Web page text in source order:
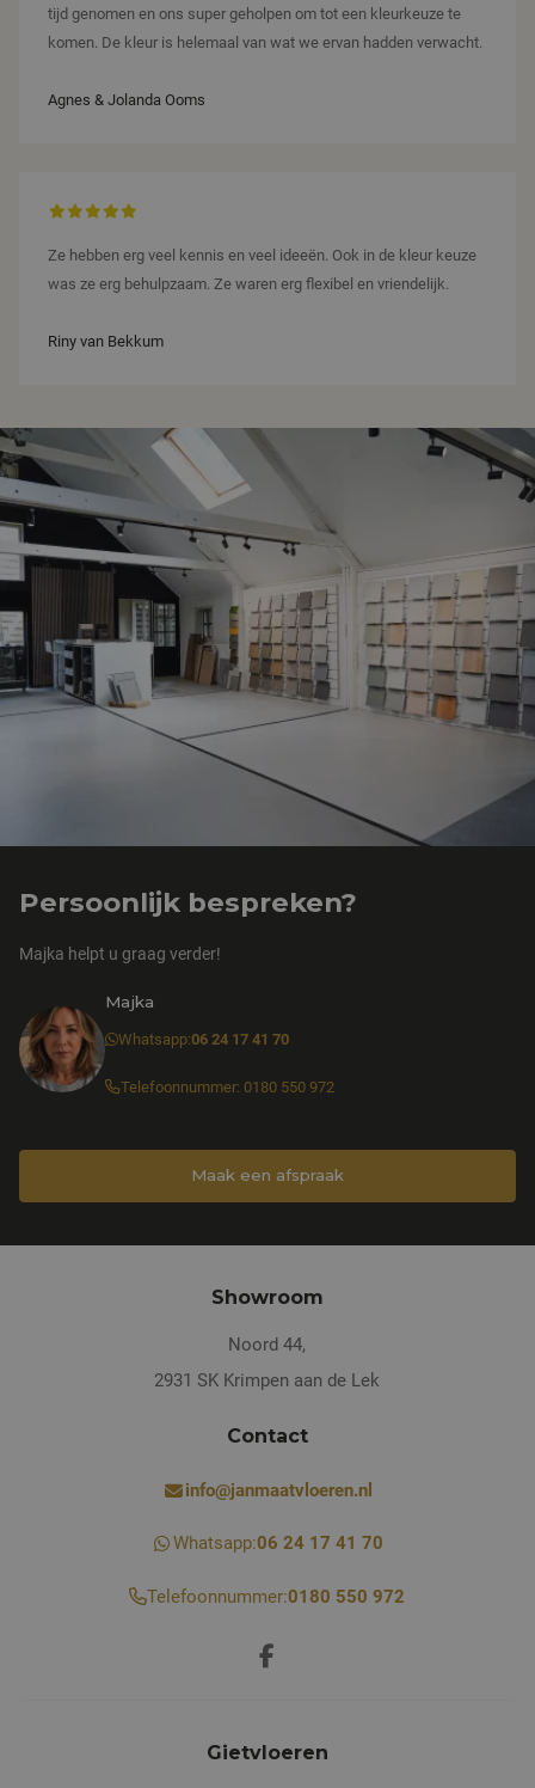
tijd genomen en ons super geholpen om tot een kleurkeuze te
komen. De kleur is helemaal van wat we ervan hadden verwacht.
Agnes & Jolanda Ooms
Ze hebben erg veel kennis en veel ideeën. Ook in de kleur keuze
was ze erg behulpzaam. Ze waren erg flexibel en vriendelijk.
Riny van Bekkum
Persoonlijk bespreken?
Majka helpt u graag verder!
Majka
Whatsapp:06 24 17 41 70
Telefoonnummer: 0180 550 972
Maak een afspraak
Showroom
Noord 44,
2931 SK Krimpen aan de Lek
Contact
info@janmaatvloeren.nl
Whatsapp:06 24 17 41 70
Telefoonnummer:0180 550 972
Gietvloeren